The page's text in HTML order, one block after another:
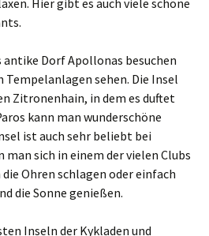
Hier gibt es auch viele schöne
antike Dorf Apollonas besuchen
Tempelanlagen sehen. Die Insel
Zitronenhain, in dem es duftet
kann man wunderschöne
ist auch sehr beliebt bei
man sich in einem der vielen Clubs
Ohren schlagen oder einfach
die Sonne genießen.
Inseln der Kykladen und